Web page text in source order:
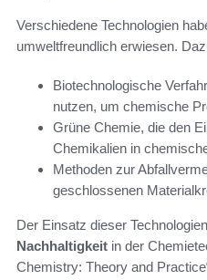
Verschiedene Technologien
umweltfreundlich erwiesen.
Biotechnologische
nutzen, um chemische
Grüne Chemie, die den
Chemikalien in
Methoden zur
geschlossenen
Der Einsatz dieser
Nachhaltigkeit in der
Chemistry: Theory and